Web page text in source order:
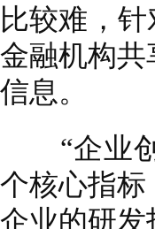
比较难，
金融机构共
信息。
“企业创
个核心指
企业的研